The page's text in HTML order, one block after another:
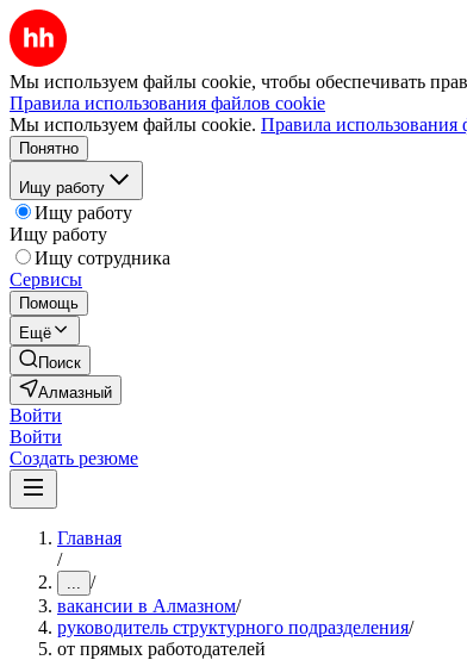
Мы используем файлы cookie, чтобы обеспечивать
Правила использования файлов cookie
Мы используем файлы cookie. Правила использования
Понятно
Ищу работу
Ищу работу
Ищу работу
Ищу сотрудника
Сервисы
Помощь
Ещё
Поиск
Алмазный
Войти
Войти
Создать резюме
Главная
/
... /
вакансии в Алмазном/
руководитель структурного подразделения/
от прямых работодателей